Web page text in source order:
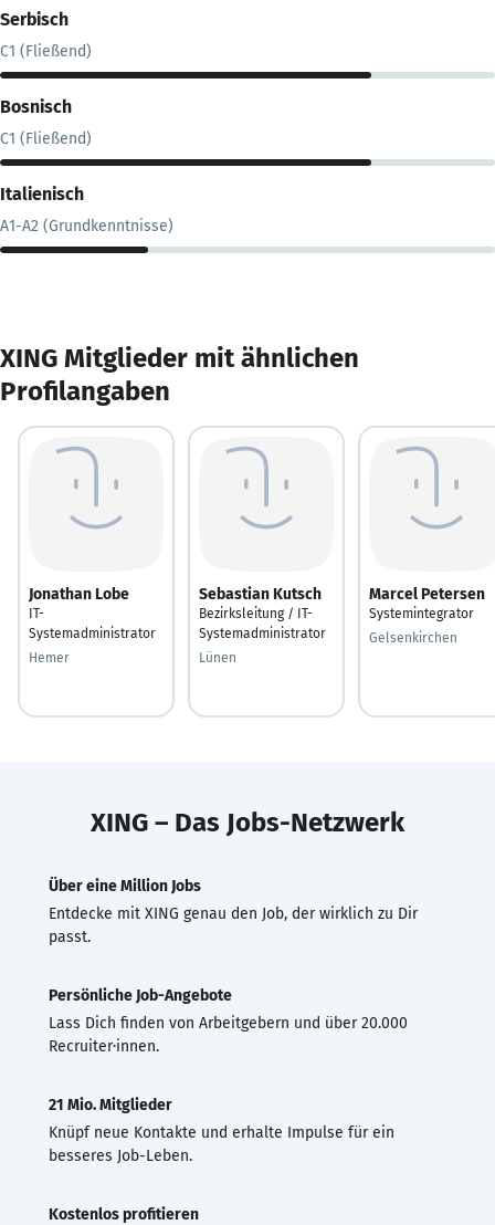
Serbisch
C1 (Fließend)
Bosnisch
C1 (Fließend)
Italienisch
A1-A2 (Grundkenntnisse)
XING Mitglieder mit ähnlichen
Profilangaben
Jonathan Lobe
IT-
Systemadministrator
Hemer
Sebastian Kutsch
Bezirksleitung / IT-
Systemadministrator
Lünen
Marcel Petersen
Systemintegrator
Gelsenkirchen
XING – Das Jobs-Netzwerk
Über eine Million Jobs
Entdecke mit XING genau den Job, der wirklich zu Dir
passt.
Persönliche Job-Angebote
Lass Dich finden von Arbeitgebern und über 20.000
Recruiter·innen.
21 Mio. Mitglieder
Knüpf neue Kontakte und erhalte Impulse für ein
besseres Job-Leben.
Kostenlos profitieren